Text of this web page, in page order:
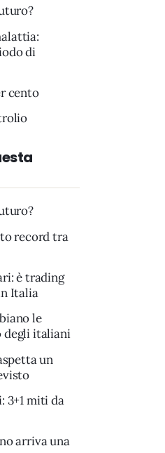
di
cento
record tra
è trading
Italia
le
degli italiani
un
3+1 miti da
arriva una